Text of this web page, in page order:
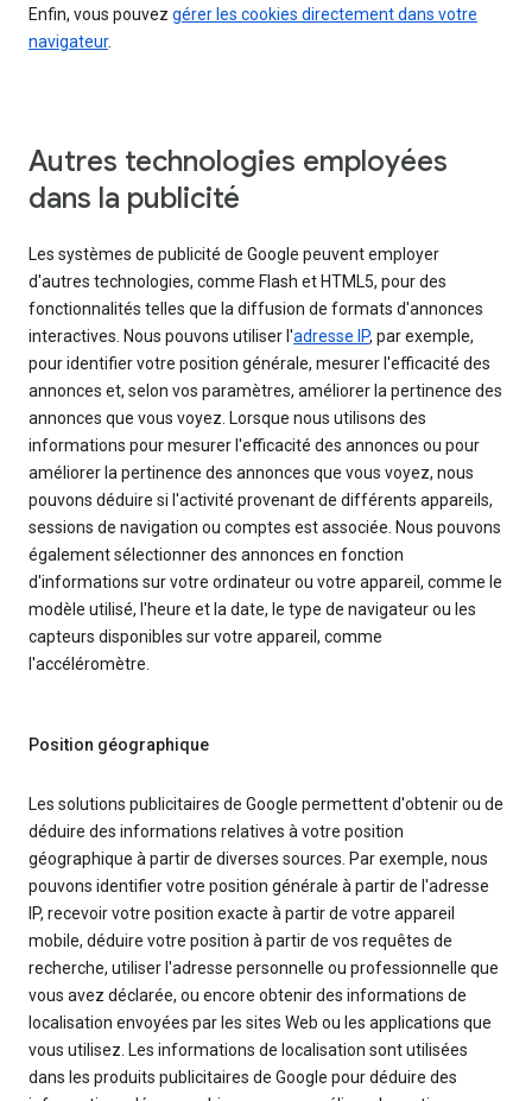
Enfin, vous pouvez gérer les cookies directement dans votre
navigateur.
Autres technologies employées
dans la publicité
Les systèmes de publicité de Google peuvent employer
d'autres technologies, comme Flash et HTML5, pour des
fonctionnalités telles que la diffusion de formats d'annonces
interactives. Nous pouvons utiliser l'adresse IP, par exemple,
pour identifier votre position générale, mesurer l'efficacité des
annonces et, selon vos paramètres, améliorer la pertinence des
annonces que vous voyez. Lorsque nous utilisons des
informations pour mesurer l'efficacité des annonces ou pour
améliorer la pertinence des annonces que vous voyez, nous
pouvons déduire si l'activité provenant de différents appareils,
sessions de navigation ou comptes est associée. Nous pouvons
également sélectionner des annonces en fonction
d'informations sur votre ordinateur ou votre appareil, comme le
modèle utilisé, l'heure et la date, le type de navigateur ou les
capteurs disponibles sur votre appareil, comme
l'accéléromètre.
Position géographique
Les solutions publicitaires de Google permettent d'obtenir ou de
déduire des informations relatives à votre position
géographique à partir de diverses sources. Par exemple, nous
pouvons identifier votre position générale à partir de l'adresse
IP, recevoir votre position exacte à partir de votre appareil
mobile, déduire votre position à partir de vos requêtes de
recherche, utiliser l'adresse personnelle ou professionnelle que
vous avez déclarée, ou encore obtenir des informations de
localisation envoyées par les sites Web ou les applications que
vous utilisez. Les informations de localisation sont utilisées
dans les produits publicitaires de Google pour déduire des